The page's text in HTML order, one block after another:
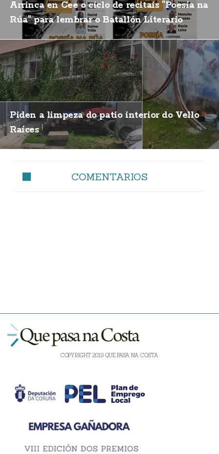
Arrinca en Cee o ciclo de recitais "Poesía na
Rúa" para lembrar o Batallón Literario
Piden a limpeza do patio interior do Vello
Raíces
COMENTARIOS
COPYRIGHT 2019 QUE PASA NA COSTA